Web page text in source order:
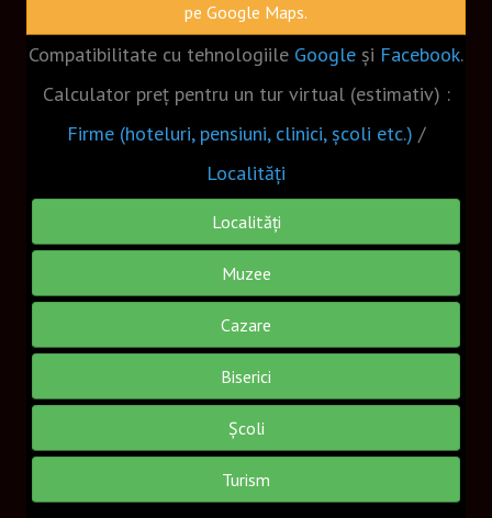
Firme
Biserici
pe Google Maps.
Compatibilitate cu tehnologiile Google și Facebook.
Calculator preț pentru un tur virtual (estimativ) :
Firme (hoteluri, pensiuni, clinici, școli etc.) /
Localități
Localități
Muzee
Cazare
Biserici
Școli
Turism